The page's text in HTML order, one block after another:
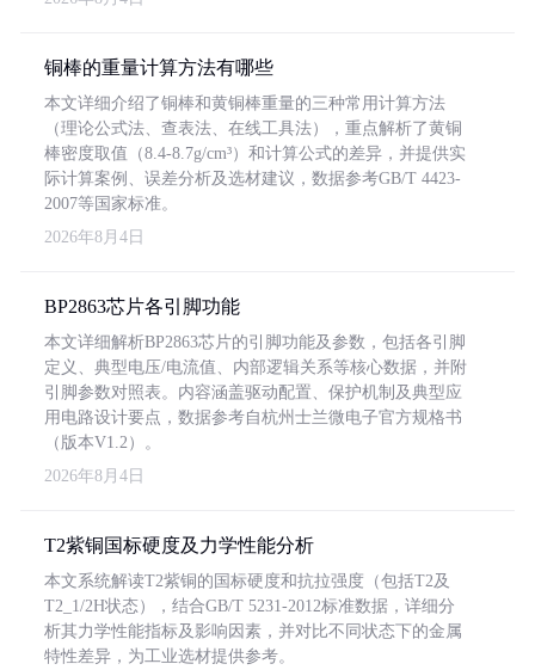
铜棒的重量计算方法有哪些
本文详细介绍了铜棒和黄铜棒重量的三种常用计算方法
（理论公式法、查表法、在线工具法），重点解析了黄铜
棒密度取值（8.4-8.7g/cm³）和计算公式的差异，并提供实
际计算案例、误差分析及选材建议，数据参考GB/T 4423-
2007等国家标准。
2026年8月4日
BP2863芯片各引脚功能
本文详细解析BP2863芯片的引脚功能及参数，包括各引脚
定义、典型电压/电流值、内部逻辑关系等核心数据，并附
引脚参数对照表。内容涵盖驱动配置、保护机制及典型应
用电路设计要点，数据参考自杭州士兰微电子官方规格书
（版本V1.2）。
2026年8月4日
T2紫铜国标硬度及力学性能分析
本文系统解读T2紫铜的国标硬度和抗拉强度（包括T2及
T2_1/2H状态），结合GB/T 5231-2012标准数据，详细分
析其力学性能指标及影响因素，并对比不同状态下的金属
特性差异，为工业选材提供参考。